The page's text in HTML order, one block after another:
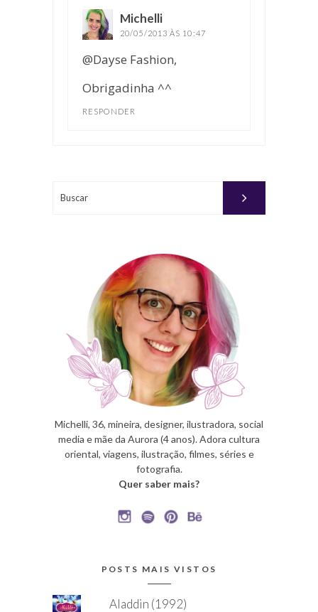
Michelli
20/05/2013 ÀS 10:47
@Dayse Fashion,
Obrigadinha ^^
RESPONDER
Michelli, 36, mineira, designer, ilustradora, social
media e mãe da Aurora (4 anos). Adora cultura
oriental, viagens, ilustração, filmes, séries e
fotografia.
Quer saber mais?
POSTS MAIS VISTOS
Aladdin (1992)